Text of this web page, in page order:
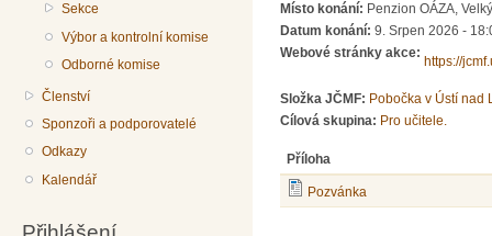
Sekce
Výbor a kontrolní komise
Odborné komise
Členství
Sponzoři a podporovatelé
Odkazy
Kalendář
Místo konání: Penzion OÁZA,
Datum konání: 9. Srpen 2026 -
Webové stránky akce:
https://
Složka JČMF: Pobočka v Ústí nad
Cílová skupina: Pro učitele.
Příloha
Pozvánka